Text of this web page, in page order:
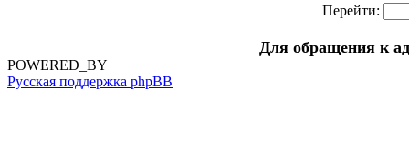
Перейти:
Для обращения к
POWERED_BY
Русская поддержка phpBB